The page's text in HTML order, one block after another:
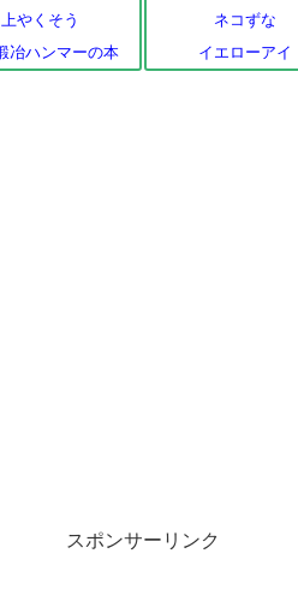
上やくそう
冶ハンマーの本
ネコずな
イエローアイ
スポンサーリンク